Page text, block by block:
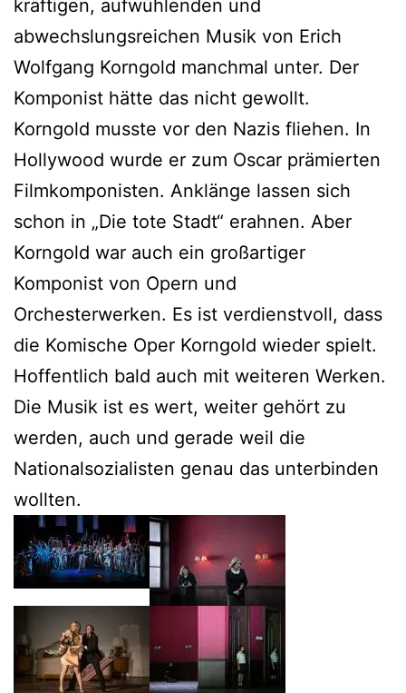
kräftigen, aufwühlenden und
abwechslungsreichen Musik von Erich
Wolfgang Korngold manchmal unter. Der
Komponist hätte das nicht gewollt.
Korngold musste vor den Nazis fliehen. In
Hollywood wurde er zum Oscar prämierten
Filmkomponisten. Anklänge lassen sich
schon in „Die tote Stadt“ erahnen. Aber
Korngold war auch ein großartiger
Komponist von Opern und
Orchesterwerken. Es ist verdienstvoll, dass
die Komische Oper Korngold wieder spielt.
Hoffentlich bald auch mit weiteren Werken.
Die Musik ist es wert, weiter gehört zu
werden, auch und gerade weil die
Nationalsozialisten genau das unterbinden
wollten.